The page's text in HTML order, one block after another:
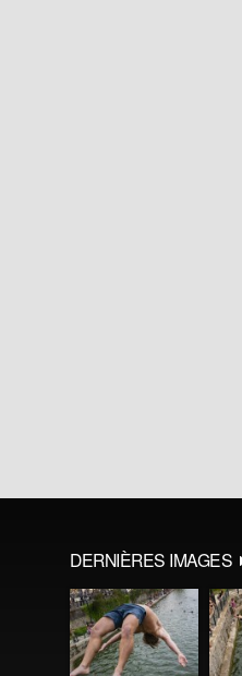
DERNIÈRES IMAGES